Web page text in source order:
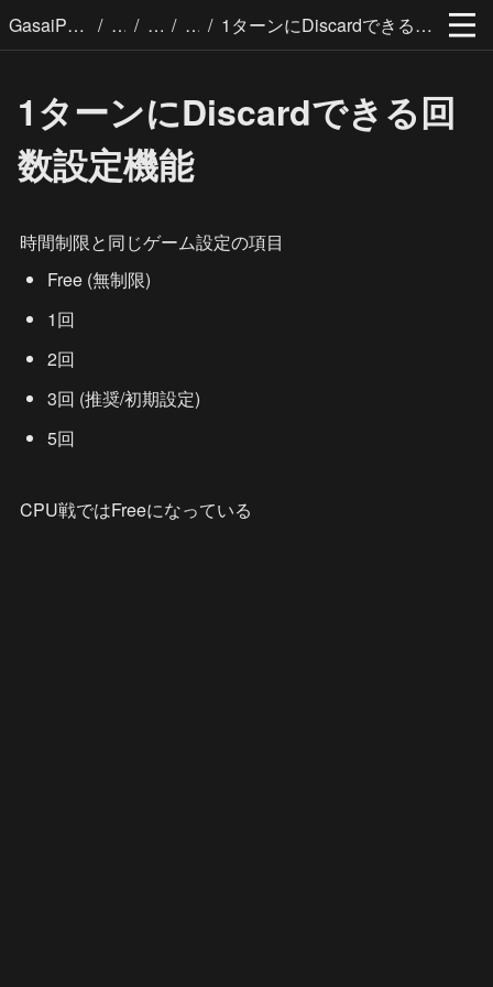
GasaiPages / / / / 1ターンにDiscardできる回数設定機能
1ターンにDiscardできる回
数設定機能
時間制限と同じゲーム設定の項目
Free (無制限)
1回
2回
3回 (推奨/初期設定)
5回
CPU戦ではFreeになっている